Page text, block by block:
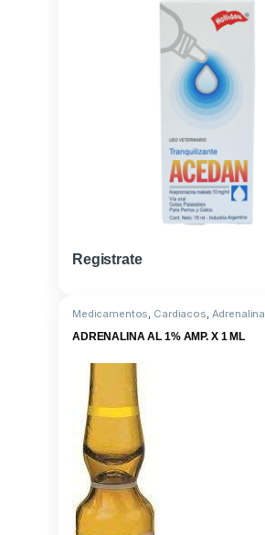
Registrate
Medicamentos, Cardiacos, Adrenalina
ADRENALINA AL 1% AMP. X 1 ML